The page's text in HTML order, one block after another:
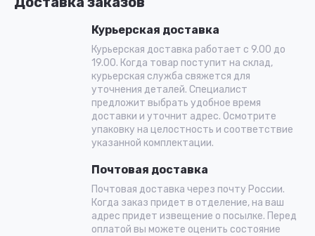
Курьерская доставка
Курьерская доставка работает с 9.00 до
19.00. Когда товар поступит на склад,
курьерская служба свяжется для
уточнения деталей. Специалист
предложит выбрать удобное время
доставки и уточнит адрес. Осмотрите
упаковку на целостность и соответствие
указанной комплектации.
Почтовая доставка
Почтовая доставка через почту России.
Когда заказ придет в отделение, на ваш
адрес придет извещение о посылке. Перед
оплатой вы можете оценить состояние